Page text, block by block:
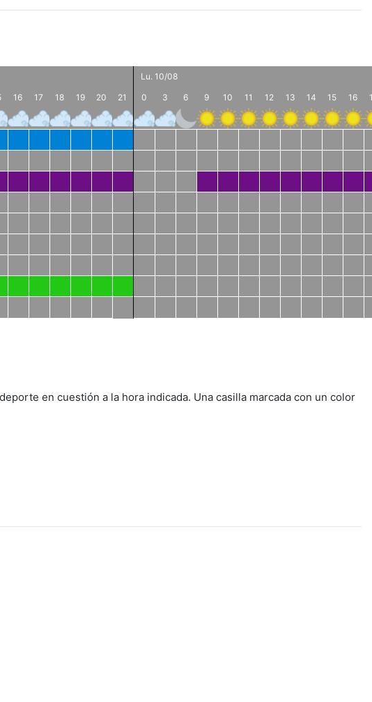
Lu. 10/08
16 17 18 19 20 21 0 3 6 9 10 11 12 13 14 15 16
en cuestión a la hora indicada. Una casilla marcada con un color